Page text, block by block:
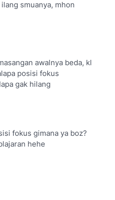
smuanya, mhon
awalnya beda, kl
posisi fokus
gak hilang
fokus gimana ya boz?
hehe